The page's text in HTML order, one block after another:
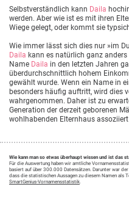
Selbstverständlich kann Daila
werden. Aber wie ist es mit ihren
Wiege gelegt, oder kommt sie
Wie immer lässt sich dies nur »im
Daila kann es natürlich ganz
Name Daila in den letzten Jahren
überdurchschnittlich hohem
gewählt wurde. Wenn ein Name in
besonders häufig auftritt, wird dies
wahrgenommen. Daher ist zu
Generation der derzeit geborenen
wohlhabenden Elternhaus
Wie kann man so etwas überhaupt wissen und ist das
Für die Auswertung haben wir amtliche
basiert auf über 300.000 Datensätzen. Darunter war
dass die statistischen Aussagen zu diesem Namen als
SmartGenius-Vornamensstatistik.